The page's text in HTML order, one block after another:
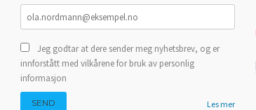
Jeg godtar at dere sender meg nyhetsbrev, og er
innforstått med vilkårene for bruk av personlig
informasjon
Les mer